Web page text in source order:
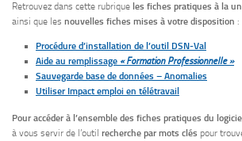
Retrouvez dans cette rubrique les fiches pratiques à la
ainsi que les nouvelles fiches mises à votre disposition :
Procédure d’installation de l’outil DSN-Val
Aide au remplissage « Formation Professionnelle »
Sauvegarde base de données – Anomalies
Utiliser Impact emploi en télétravail
Pour accéder à l’ensemble des fiches pratiques du logiciel
à vous servir de l’outil recherche par mots clés pour